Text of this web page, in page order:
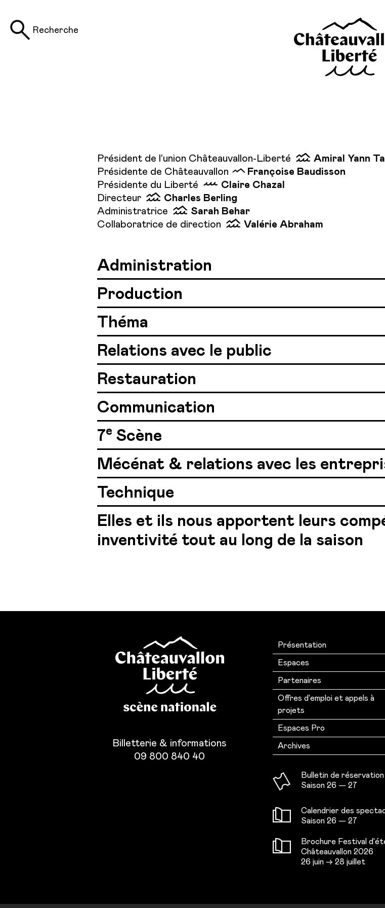
Recherche
Président de l’union Châteauvallon-Liberté
Amiral Yann
Présidente de Châteauvallon
Françoise Baudisson
Présidente du Liberté
Claire Chazal
Directeur
Charles Berling
Administratrice
Sarah Behar
Collaboratrice de direction
Valérie Abraham
Administration
Production
Théma
Relations avec le public
Restauration
Communication
7e Scène
Mécénat & relations avec les
Technique
Elles et ils nous apportent leurs
inventivité tout au long de la saison
Billetterie & informations
09 800 840 40
Présentation
Espaces
Partenaires
Offres d'emploi et appels à
projets
Espaces Pro
Archives
Bulletin de réservation
Saison 26 — 27
Calendrier des
Saison 26 — 27
Brochure Festival
Châteauvallon 2026
26 juin → 28 juillet